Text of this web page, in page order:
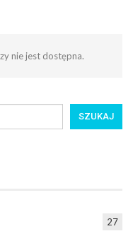
nie jest dostępna.
SZUKAJ
27